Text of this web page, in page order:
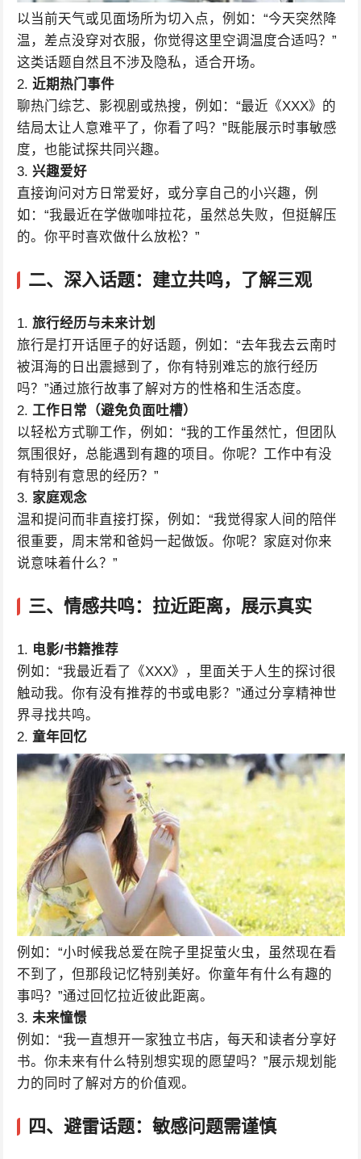
以当前天气或见面场所为切入点，例如：“今天突然降
温，差点没穿对衣服，你觉得这里空调温度合适吗？”
这类话题自然且不涉及隐私，适合开场。
2. 近期热门事件
聊热门综艺、影视剧或热搜，例如：“最近《XXX》的
结局太让人意难平了，你看了吗？”既能展示时事敏感
度，也能试探共同兴趣。
3. 兴趣爱好
直接询问对方日常爱好，或分享自己的小兴趣，例
如：“我最近在学做咖啡拉花，虽然总失败，但挺解压
的。你平时喜欢做什么放松？”
二、深入话题：建立共鸣，了解三观
1. 旅行经历与未来计划
旅行是打开话匣子的好话题，例如：“去年我去云南时
被洱海的日出震撼到了，你有特别难忘的旅行经历
吗？”通过旅行故事了解对方的性格和生活态度。
2. 工作日常（避免负面吐槽）
以轻松方式聊工作，例如：“我的工作虽然忙，但团队
氛围很好，总能遇到有趣的项目。你呢？工作中有没
有特别有意思的经历？”
3. 家庭观念
温和提问而非直接打探，例如：“我觉得家人间的陪伴
很重要，周末常和爸妈一起做饭。你呢？家庭对你来
说意味着什么？”
三、情感共鸣：拉近距离，展示真实
1. 电影/书籍推荐
例如：“我最近看了《XXX》，里面关于人生的探讨很
触动我。你有没有推荐的书或电影？”通过分享精神世
界寻找共鸣。
2. 童年回忆
例如：“小时候我总爱在院子里捉萤火虫，虽然现在看
不到了，但那段记忆特别美好。你童年有什么有趣的
事吗？”通过回忆拉近彼此距离。
3. 未来憧憬
例如：“我一直想开一家独立书店，每天和读者分享好
书。你未来有什么特别想实现的愿望吗？”展示规划能
力的同时了解对方的价值观。
四、避雷话题：敏感问题需谨慎